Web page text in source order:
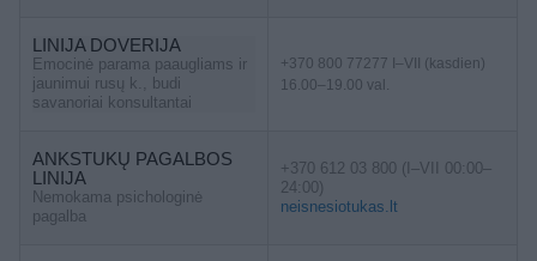
LINIJA DOVERIJA
Emocinė parama paaugliams ir
jaunimui rusų k., budi
savanoriai konsultantai
+370 800 77277 I–VII (kasdien)
16.00–19.00 val.
ANKSTUKŲ PAGALBOS
LINIJA
Nemokama psichologinė
pagalba
+370 612 03 800 (I–VII 00:00–
24:00)
neisnesiotukas.lt